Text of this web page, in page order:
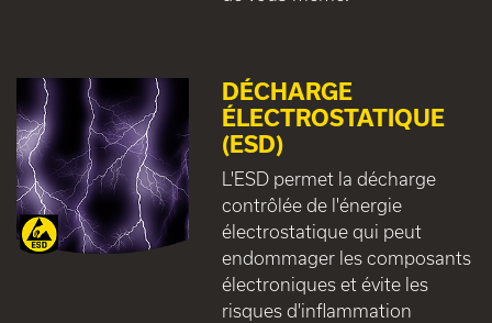
DÉCHARGE
ÉLECTROSTATIQUE
(ESD)
L'ESD permet la décharge
contrôlée de l'énergie
électrostatique qui peut
endommager les composants
électroniques et évite les
risques d'inflammation